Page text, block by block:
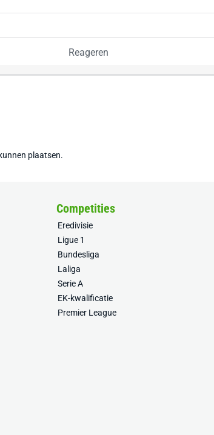
Reageren
plaatsen.
Competities
Eredivisie
Ligue 1
Bundesliga
Laliga
Serie A
EK-kwalificatie
Premier League